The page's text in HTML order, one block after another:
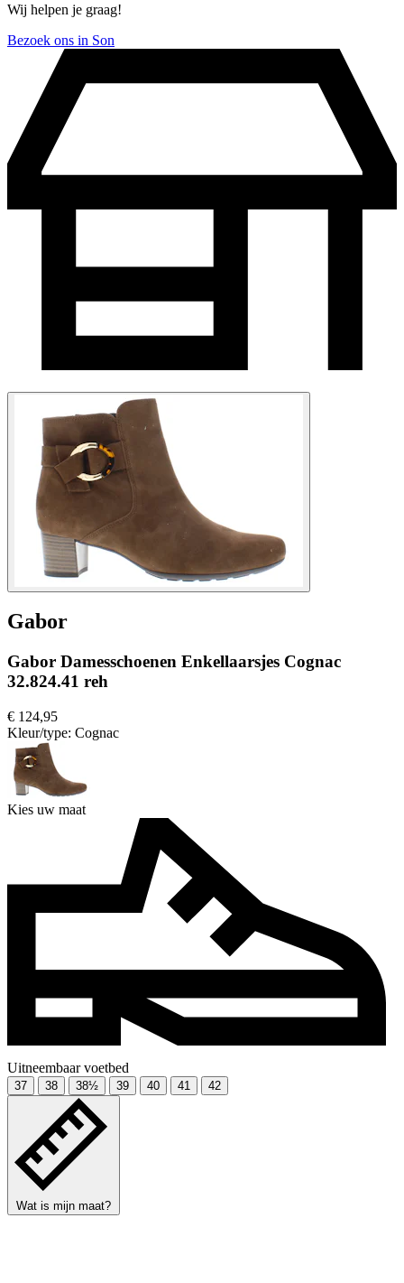
Wij helpen je graag!
Bezoek ons in Son
Gabor
Gabor Damesschoenen Enkellaarsjes Cognac
32.824.41 reh
€ 124,95
Kleur/type: Cognac
Kies uw maat
Uitneembaar voetbed
37 38 38½ 39 40 41 42
Wat is mijn maat?